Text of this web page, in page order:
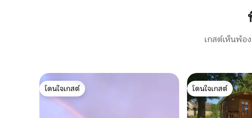
เกสต์เห็นพ้อ
โดนใจเกสต์
โดนใจเกสต์
โดนใจเกสต์
โดนใจเกสต์